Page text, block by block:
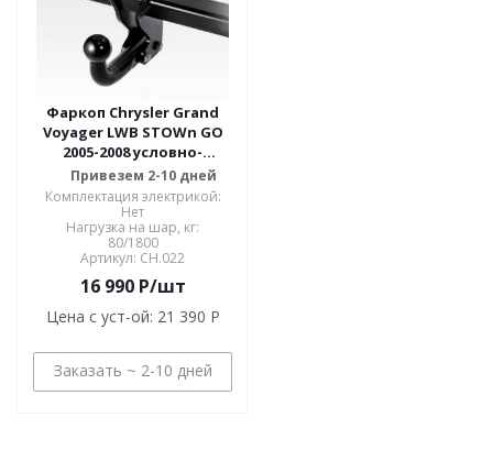
Фаркоп Chrysler Grand
Voyager LWB STOWn GO
2005-2008 условно-
съемное крепление шара
CH.022
Привезем 2-10 дней
Комплектация электрикой:
Нет
Нагрузка на шар, кг:
80/1800
Артикул: CH.022
16 990P/шт
Цена с уст-ой: 21 390 P
Заказать ~ 2-10 дней